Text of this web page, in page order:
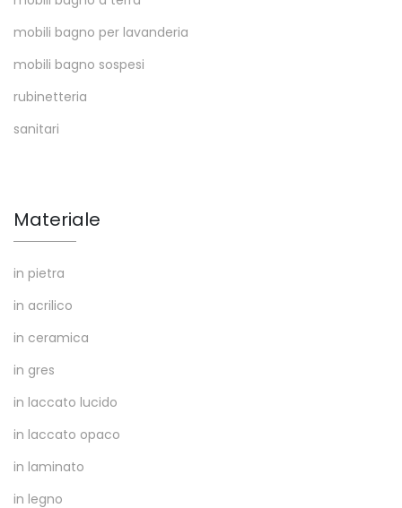
mobili bagno per lavanderia
mobili bagno sospesi
rubinetteria
sanitari
Materiale
in pietra
in acrilico
in ceramica
in gres
in laccato lucido
in laccato opaco
in laminato
in legno